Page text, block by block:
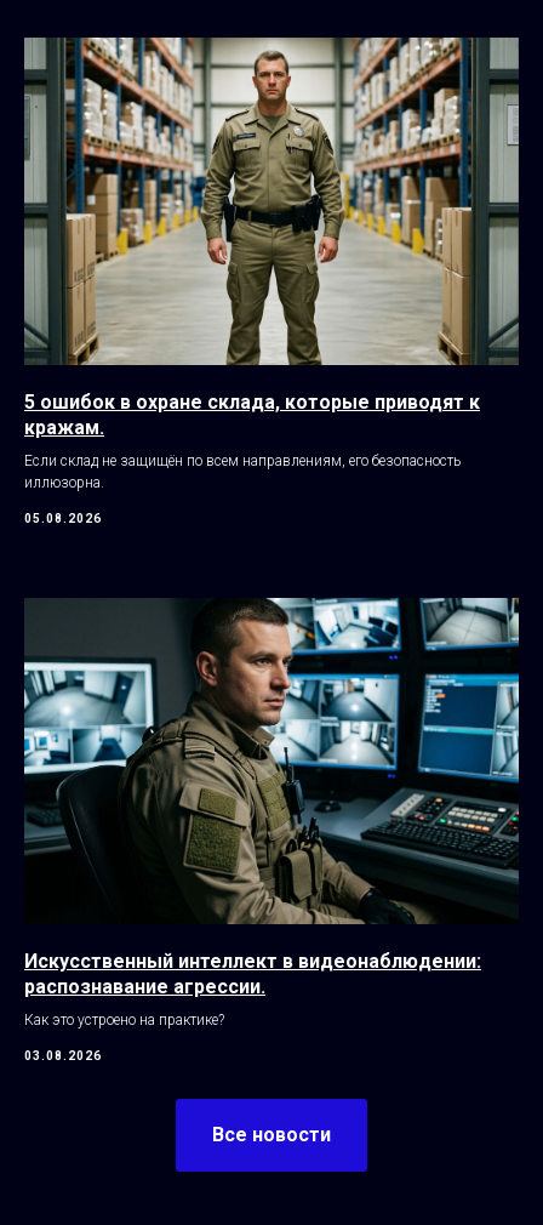
5 ошибок в охране склада, которые приводят к
кражам.
Если склад не защищён по всем направлениям, его безопасность
иллюзорна.
05.08.2026
Искусственный интеллект в видеонаблюдении:
распознавание агрессии.
Как это устроено на практике?
03.08.2026
Все новости